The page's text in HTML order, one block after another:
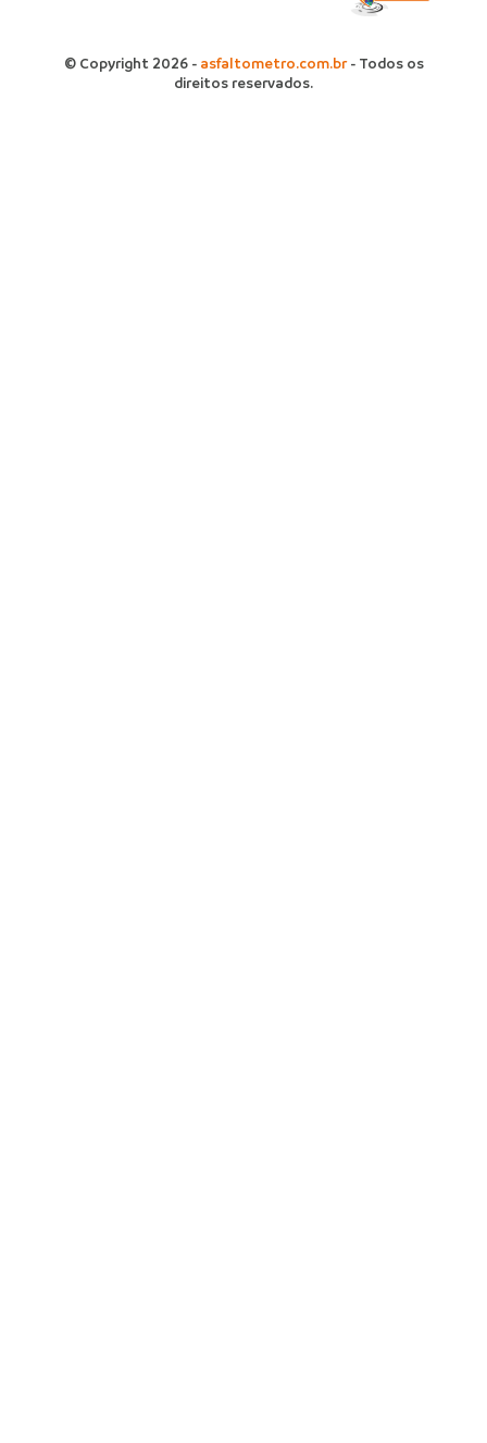
© Copyright 2026 - asfaltometro.com.br- Todos os
direitos reservados.